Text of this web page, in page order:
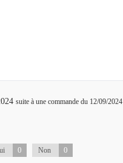
suite à une commande du 12/09/2024
0 Non 0